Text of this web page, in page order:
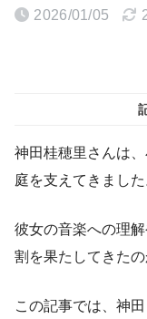
2026/01/05
神田桂穂里さんは
庭を支えてきました
彼女の音楽への理
割を果たしてきたの
この記事では、神